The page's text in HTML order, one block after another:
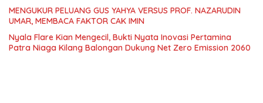
MENGUKUR PELUANG GUS YAHYA VERSUS PROF. NAZARUDIN
UMAR, MEMBACA FAKTOR CAK IMIN
Nyala Flare Kian Mengecil, Bukti Nyata Inovasi Pertamina
Patra Niaga Kilang Balongan Dukung Net Zero Emission 2060